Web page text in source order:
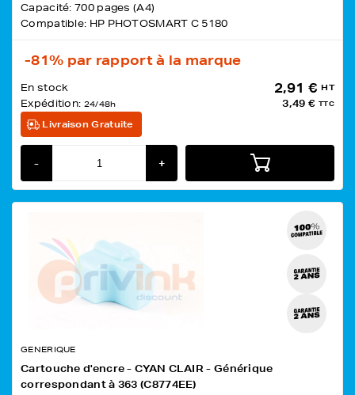
Capacité: 700 pages (A4)
Compatible: HP PHOTOSMART C 5180
-81% par rapport à la marque
En stock
Expédition: 24/48h
2,91 € HT
3,49 € TTC
Livraison Gratuite
- +
GENERIQUE
Cartouche d'encre - CYAN CLAIR - Générique
correspondant à 363 (C8774EE)